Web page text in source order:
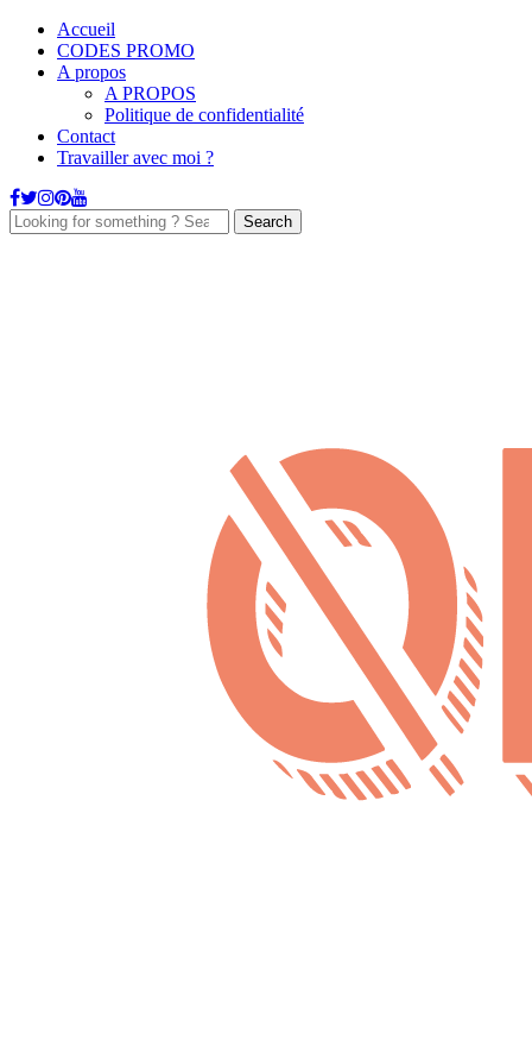
Accueil
CODES PROMO
A propos
A PROPOS
Politique de confidentialité
Contact
Travailler avec moi ?